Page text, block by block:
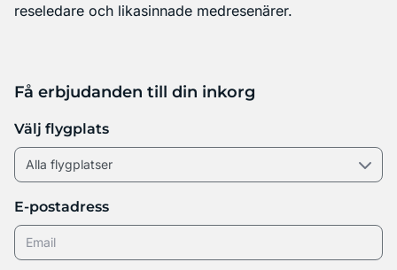
reseledare och likasinnade medresenärer.
Få erbjudanden till din inkorg
Välj flygplats
E-postadress